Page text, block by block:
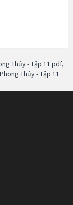
Thủy - Tập 11 pdf,
Thủy - Tập 11